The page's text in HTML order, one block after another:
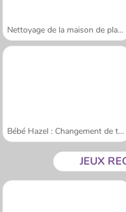
Nettoyage de la maison de plage
Bébé Hazel : Changement de tenue
JEUX